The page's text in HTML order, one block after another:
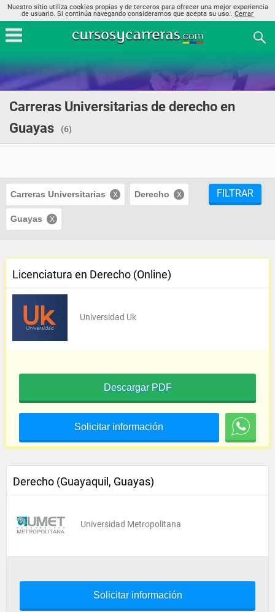
Nuestro sitio utiliza cookies propias y de terceros para ofrecer una mejor experiencia
de usuario. Si continúa navegando consideramos que acepta su uso.. Cerrar
Carreras Universitarias de derecho en
Guayas
(6)
Carreras Universitarias Derecho
Guayas
FILTRAR
Licenciatura en Derecho (Online)
Universidad Uk
Descargar PDF
Solicitar información
Derecho (Guayaquil, Guayas)
Universidad Metropolitana
Solicitar información